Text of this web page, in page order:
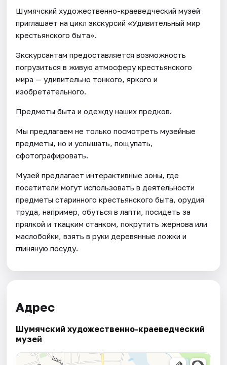
Шумячский художественно-краеведческий музей
приглашает на цикл экскурсий «Удивительный мир
крестьянского быта».
Экскурсантам предоставляется возможность
погрузиться в живую атмосферу крестьянского
мира — удивительно тонкого, яркого и
изобретательного.
Предметы быта и одежду наших предков.
Мы предлагаем не только посмотреть музейные
предметы, но и услышать, пощупать,
сфотографировать.
Музей предлагает интерактивные зоны, где
посетители могут использовать в деятельности
предметы старинного крестьянского быта, орудия
труда, например, обуться в лапти, посидеть за
прялкой и ткацким станком, покрутить жернова или
маслобойки, взять в руки деревянные ложки и
глиняную посуду.
Адрес
Шумячский художественно-краеведческий
музей